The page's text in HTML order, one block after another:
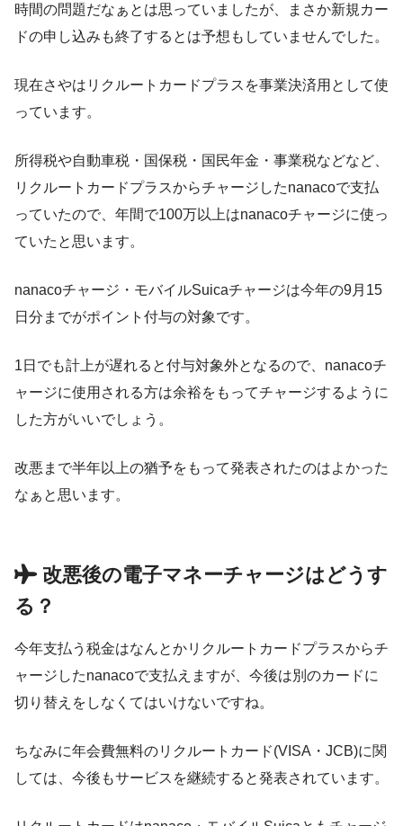
時間の問題だなぁとは思っていましたが、まさか新規カー
ドの申し込みも終了するとは予想もしていませんでした。
現在さやはリクルートカードプラスを事業決済用として使
っています。
所得税や自動車税・国保税・国民年金・事業税などなど、
リクルートカードプラスからチャージしたnanacoで支払
っていたので、年間で100万以上はnanacoチャージに使っ
ていたと思います。
nanacoチャージ・モバイルSuicaチャージは今年の9月15
日分までがポイント付与の対象です。
1日でも計上が遅れると付与対象外となるので、nanacoチ
ャージに使用される方は余裕をもってチャージするように
した方がいいでしょう。
改悪まで半年以上の猶予をもって発表されたのはよかった
なぁと思います。
改悪後の電子マネーチャージはどうす
る？
今年支払う税金はなんとかリクルートカードプラスからチ
ャージしたnanacoで支払えますが、今後は別のカードに
切り替えをしなくてはいけないですね。
ちなみに年会費無料のリクルートカード(VISA・JCB)に関
しては、今後もサービスを継続すると発表されています。